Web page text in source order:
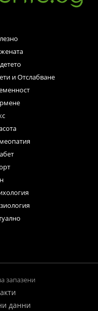
и Отслабване
запазени
данни